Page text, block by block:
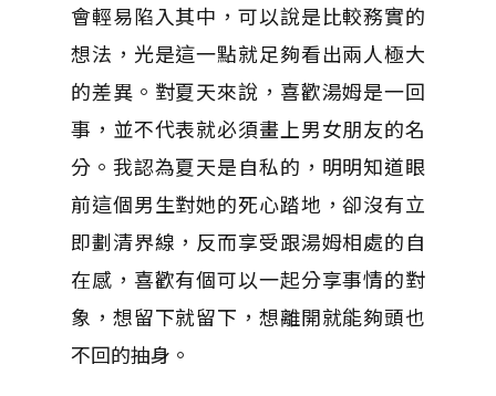
會輕易陷入其中，可以說是比較務實的
想法，光是這一點就足夠看出兩人極大
的差異。對夏天來說，喜歡湯姆是一回
事，並不代表就必須畫上男女朋友的名
分。我認為夏天是自私的，明明知道眼
前這個男生對她的死心踏地，卻沒有立
即劃清界線，反而享受跟湯姆相處的自
在感，喜歡有個可以一起分享事情的對
象，想留下就留下，想離開就能夠頭也
不回的抽身。